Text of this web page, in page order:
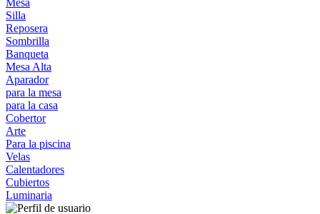
Mesa
Silla
Reposera
Sombrilla
Banqueta
Mesa Alta
Aparador
para la mesa
para la casa
Cobertor
Arte
Para la piscina
Velas
Calentadores
Cubiertos
Luminaria